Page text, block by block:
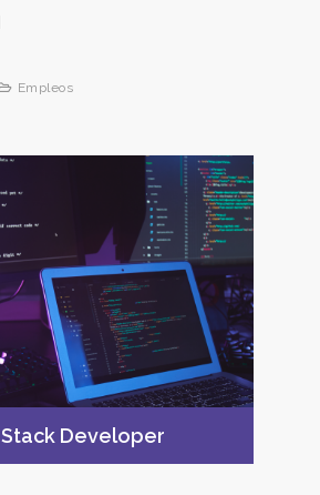
Empleos
Developer